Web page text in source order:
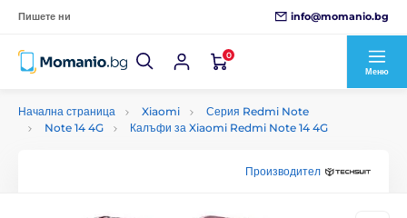
Пишете ни info@momanio.bg
0
Меню
Начална страница Xiaomi
Серия Redmi Note
Note 14 4G
Калъфи за Xiaomi Redmi Note 14 4G
Производител